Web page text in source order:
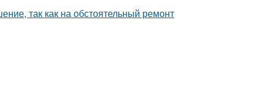
так как на обстоятельный ремонт